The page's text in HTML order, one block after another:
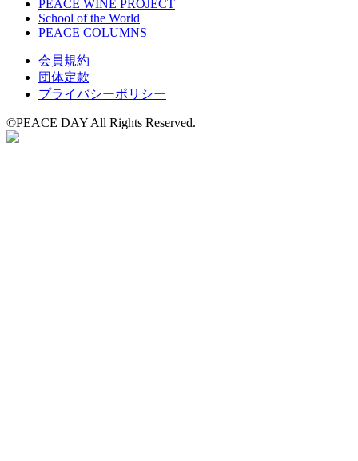
PEACE WINE PROJECT
School of the World
PEACE COLUMNS
会員規約
団体定款
プライバシーポリシー
©️PEACE DAY All Rights Reserved.